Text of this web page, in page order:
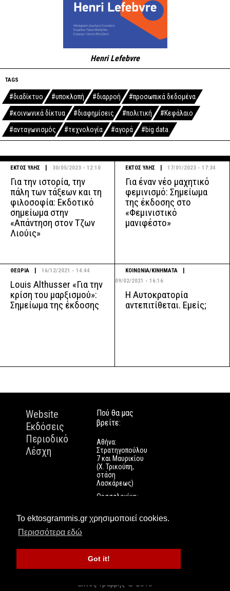
Το ektosgrammis.gr χρησιμοποιεί cookies.
Περισσότερα εδώ
Got it!
Henri Lefebvre
TAGS
#διαδίκτυο #υποκλοπή #διαρροή
#προσωπικά δεδομένα
#κοινωνικά δίκτυα
#διαφημίσεις #πολιτική
#Κεφάλαιο
#ανταγωνισμός
#τεχνολογία #αγορά #big data.
ΕΚΤΟΣ ΥΛΗΣ 30/05/2023 - 12:10
Για την ιστορία, την
πάλη των τάξεων και τη
φιλοσοφία: Εκδοτικό
σημείωμα στην
«Απάντηση στον Τζων
Λιούις»
ΕΚΤΟΣ ΥΛΗΣ 17/01/2023 - 17:34
Για έναν νέο μαχητικό
φεμινισμό: Σημείωμα
της έκδοσης στο
«Φεμινιστικό
μανιφέστο»
ΘΕΩΡΙΑ 16/12/2021 - 14:44
Louis Althusser «Για την
κρίση του μαρξισμού»:
Σημείωμα της έκδοσης
ΚΟΙΝΩΝΙΑ/ΚΙΝΗΜΑΤΑ
09/02/2021 - 16:16
Η Αυτοκρατορία
αντεπιτίθεται. Εμείς;
Website
Εκδόσεις
Περιοδικό
Λέσχη
Πού θα μας
βρείτε:
Αθήνα:
Στρατηγοπούλου
7 και Μαυρικίου
(Χ. Τρικούπη,
στάση
Λασκάρεως)
Θεσσαλονίκη:
Πάτρα: Τριών
Εκτός Γραμμής © 2016